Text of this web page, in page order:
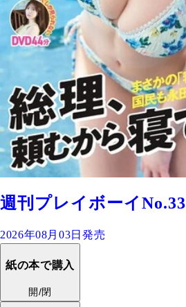
週刊プレイボーイNo.33
2026年08月03日発売
紙の本で購入
開/閉